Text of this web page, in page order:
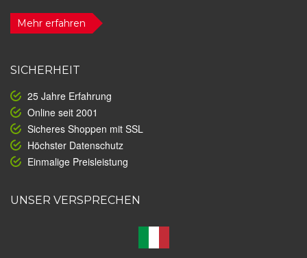
Mehr erfahren
SICHERHEIT
25 Jahre Erfahrung
Online seit 2001
Sicheres Shoppen mit SSL
Höchster Datenschutz
Einmalige Preisleistung
UNSER VERSPRECHEN